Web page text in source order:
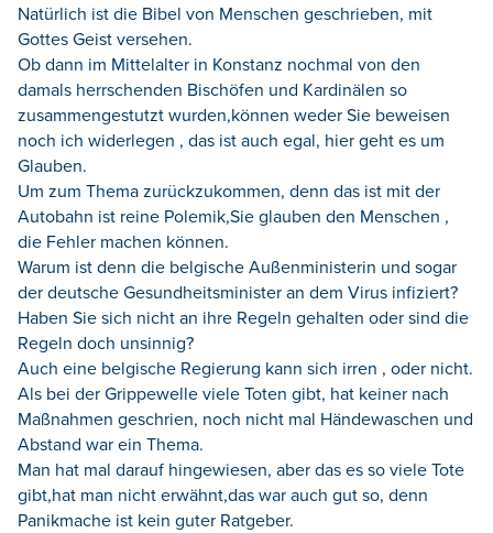
Natürlich ist die Bibel von Menschen geschrieben, mit
Gottes Geist versehen.
Ob dann im Mittelalter in Konstanz nochmal von den
damals herrschenden Bischöfen und Kardinälen so
zusammengestutzt wurden,können weder Sie beweisen
noch ich widerlegen , das ist auch egal, hier geht es um
Glauben.
Um zum Thema zurückzukommen, denn das ist mit der
Autobahn ist reine Polemik,Sie glauben den Menschen ,
die Fehler machen können.
Warum ist denn die belgische Außenministerin und sogar
der deutsche Gesundheitsminister an dem Virus infiziert?
Haben Sie sich nicht an ihre Regeln gehalten oder sind die
Regeln doch unsinnig?
Auch eine belgische Regierung kann sich irren , oder nicht.
Als bei der Grippewelle viele Toten gibt, hat keiner nach
Maßnahmen geschrien, noch nicht mal Händewaschen und
Abstand war ein Thema.
Man hat mal darauf hingewiesen, aber das es so viele Tote
gibt,hat man nicht erwähnt,das war auch gut so, denn
Panikmache ist kein guter Ratgeber.